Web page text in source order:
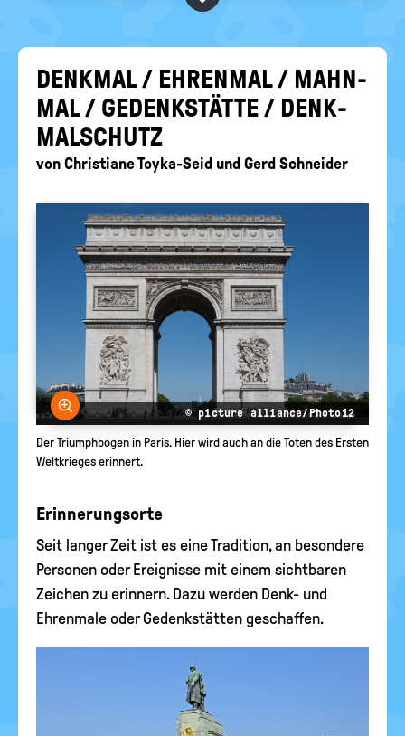
politische
EURE AKTUELLEN FRAGEN...
DENK­MAL / EH­REN­MAL / MAHN­
MAL / GE­DENK­STÄT­TE / DENK­
MAL­SCHUTZ
von Christiane Toyka-Seid und Gerd Schneider
Bild vergrößern
© picture alliance/Photo12
Der Triumphbogen in Paris. Hier wird auch an die Toten des Ersten
Weltkrieges erinnert.
Erinnerungsorte
Seit langer Zeit ist es eine Tradition, an besondere
Personen oder Ereignisse mit einem sichtbaren
Zeichen zu erinnern. Dazu werden Denk- und
Ehrenmale oder Gedenkstätten geschaffen.